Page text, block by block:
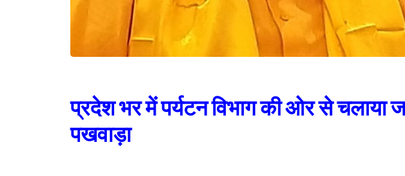
प्रदेश भर में पर्यटन विभाग की ओर से चलाया
पखवाड़ा